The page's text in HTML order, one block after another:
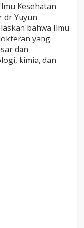
Kesehatan
dr Yuyun
bahwa Ilmu
yang
dan
kimia, dan